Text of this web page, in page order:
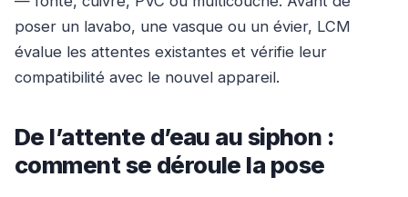
poser un lavabo, une vasque ou un évier, LCM
évalue les attentes existantes et vérifie leur
compatibilité avec le nouvel appareil.
De l’attente d’eau au siphon :
comment se déroule la pose